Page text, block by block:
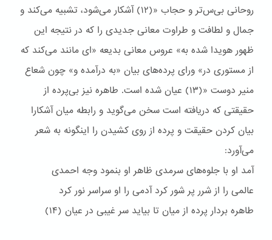
روحانی بی‌س‌تر و حجاب «(۱۲) آشکار می‌شود، تشبیه می‌کند و
جمال و لطافت و طراوت معانی جدیدی را که در نتیجه این
ظهور هویدا شده به» عروس معانی بدیعه «ای مانند می‌کند که
از مستوری در» ورای پرده‌های بیان «به درآمده و» چون شعاع
منیر دوست «(۱۳) عیان شده است. طاهره نیز بی‌پرده از
حقیقتی که دریافته است سخن می‌گوید و رابطه میان آشکارا
بیان کردن حقیقت و پرده از روی کشیدن را اینگونه به شعر
می‌آورد:
آمد او با جلوه‌های سرمدی ظاهر او بنمود وجه احمدی
عالمی را از شرر پر شور کرد آدمی را او سراسر نور کرد
طاهره بردار پرده از میان تا بیاید سر غیبی در عیان (۱۴)